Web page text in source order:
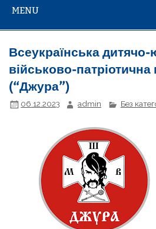
MENU
Всеукраїнська
військово-патріотична
(“Джура”)
06.12.2023 admin Без